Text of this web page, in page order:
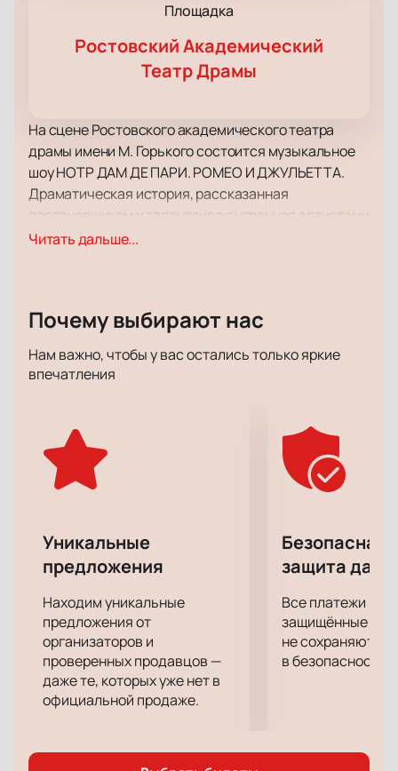
Площадка
Ростовский Академический
Театр Драмы
На сцене Ростовского академического театра
драмы имени М. Горького состоится музыкальное
шоу НОТР ДАМ ДЕ ПАРИ. РОМЕО И ДЖУЛЬЕТТА.
Драматическая история, рассказанная
постановщиком и талантливо сыгранная артистами
оперы в очередной раз напомнит зрителям о
артистов, живость сюжета, великолепная музыка –
внимание и заставить позабыть обо всем на свете,
кроме событий, которые происходят с главными
Постановка пришлась по душе зрителям со своего
премьерного показа. Каждый раз она проходит с
полным аншлагом и удостоилась восторженных
отзывов многих критиков. Составьте собственное
Ростовский академический театр драмы!
Читать дальше...
Почему выбирают нас
Нам важно, чтобы у вас остались только яркие
впечатления
Уникальные
предложения
Находим уникальные
предложения от
организаторов и
проверенных продавцов —
даже те, которых уже нет в
официальной продаже.
Безопасная
защита
Все платежи
защищённые
не сохраняются
в безопасности.